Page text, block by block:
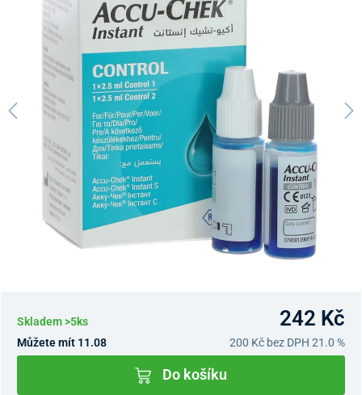
Skladem >5ks 242 Kč
Můžete mít 11.08 200 Kč bez DPH 21.0 %
Do košíku